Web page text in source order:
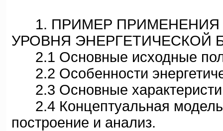
1. ПРИМЕР ПРИМЕНЕНИЯ
УРОВНЯ ЭНЕРГЕТИЧЕСКОЙ
2.1 Основные исходные
2.2 Особенности
2.3 Основные
2.4 Концептуальная модель
построение и анализ.